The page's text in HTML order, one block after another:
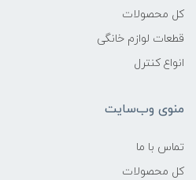
کل محصولات
قطعات لوازم خانگی
انواع کنترل
منوی وب‌سایت
تماس با ما
کل محصولات